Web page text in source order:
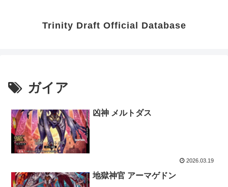
Trinity Draft Official Database
ガイア
凶神 メルトダス
2026.03.19
地獄神官 アーマゲドン